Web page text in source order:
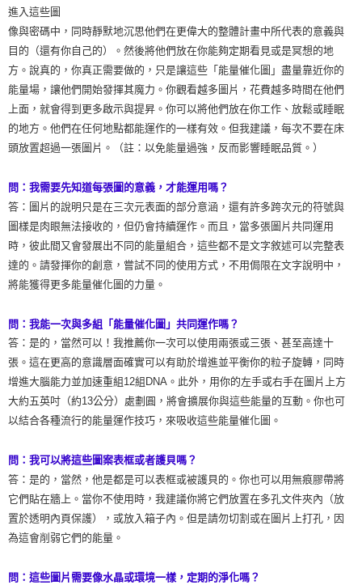
進入這些圖
像與密碼中，同時靜默地沉思他們在更偉大的整體計畫中所代表的意義與
目的（還有你自己的）。然後將他們放在你能夠定期看見或是冥想的地
方。說真的，你真正需要做的，只是讓這些「能量催化圖」盡量靠近你的
能量場，讓他們開始發揮其魔力。你觀看越多圖片，花費越多時間在他們
上面，就會得到更多啟示與提昇。你可以將他們放在你工作、放鬆或睡眠
的地方。他們在任何地點都能運作的一樣有效。但我建議，每次不要在床
頭放置超過一張圖片。（註：以免能量過強，反而影響睡眠品質。）
問：我需要先知道每張圖的意義，才能運用嗎？
答：圖片的說明只是在三次元表面的部分意涵，還有許多跨次元的符號與
圖樣是肉眼無法接收的，但仍會持續運作。而且，當多張圖片共同運用
時，彼此間又會發展出不同的能量組合，這些都不是文字敘述可以完整表
達的。請發揮你的創意，嘗試不同的使用方式，不用侷限在文字說明中，
將能獲得更多能量催化圖的力量。
問：我能一次與多組「能量催化圖」共同運作嗎？
答：是的，當然可以！我推薦你一次可以使用兩張或三張、甚至高達十
張。這在更高的意識層面確實可以有助於增進並平衡你的粒子旋轉，同時
增進大腦能力並加速重組12組DNA。此外，用你的左手或右手在圖片上方
大約五英吋（約13公分）處劃圓，將會擴展你與這些能量的互動。你也可
以結合各種流行的能量運作技巧，來吸收這些能量催化圖。
問：我可以將這些圖案表框或者護貝嗎？
答：是的，當然，他是都是可以表框或被護貝的。你也可以用無痕膠帶將
它們貼在牆上。當你不使用時，我建議你將它們放置在多孔文件夾內（放
置於透明內頁保護），或放入箱子內。但是請勿切割或在圖片上打孔，因
為這會削弱它們的能量。
問：這些圖片需要像水晶或環境一樣，定期的淨化嗎？